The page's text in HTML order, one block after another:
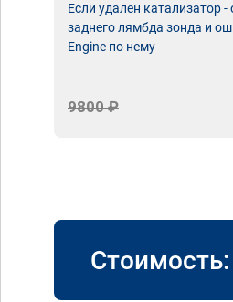
Если удален катализатор
заднего лямбда зонда и
Engine по нему
9800 ₽